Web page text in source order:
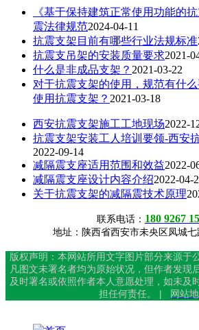
《基于保持建筑正常使用功能的
震法律规范2024-04-11
抗震支架目前有哪些行业法规标准
抗震支吊架的安装质量要求2021-
什么是非成品支架？ 2021-03-22
对于抗震支架的使用，规范有什
使用抗震支架？ 2021-03-18
西安抗震支架施工工地现场2022-
抗震支架安装工人培训要领-西安
2022-09-14
减隔震支座适用范围和效益2022-
减隔震支座设计内容介绍2022-04-
关于抗震支架的减隔震技术原理
联系电话： 180 9267
地址：陕西省西安市未央区凤城七
版权声明：本网站所用文字图片部分来源于
凡图文未署名者均为原始状况，但作者发现
及时署名或依照作者本人意愿处理，如未及
担任何责任。 | 网站